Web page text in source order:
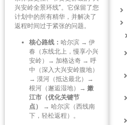
兴安岭全景环线”。它保留了您
计划中的所有精华，并解决了
返程时间过于紧张的问题。
核心路线： 哈尔滨 → 伊
春（东线北上，慢享小兴
安岭）→ 加格达奇 → 呼
中（深入大兴安岭腹地）
→ 漠河（抵达最北）→
根河（邂逅湿地）→ 嫩
江市（优化关键节
点）
→ 哈尔滨（西线南
下，轻松返程）。